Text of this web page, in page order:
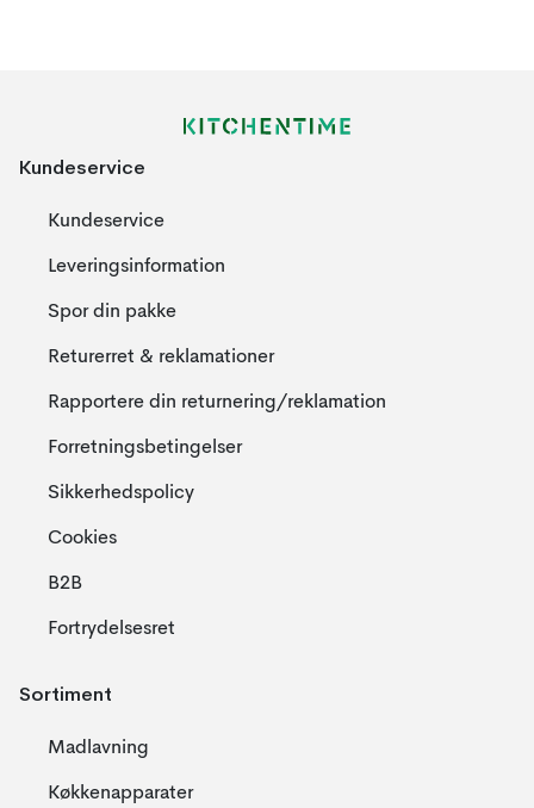
Kundeservice
Kundeservice
Leveringsinformation
Spor din pakke
Returerret & reklamationer
Rapportere din returnering/reklamation
Forretningsbetingelser
Sikkerhedspolicy
Cookies
B2B
Fortrydelsesret
Sortiment
Madlavning
Køkkenapparater